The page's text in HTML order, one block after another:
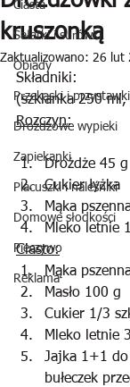
Ciasta
Sałatki i surówki
Obiady
Przekąski i przystawki
Drożdżowe wypieki
Zapiekanki
Placuszki i naleśniki
Domowe słodkości
Pieczywo
Reklama
kruszonką
Zaktualizowano: 26 lut
Składniki:
(szklanka 250 ml,
Rozczyn:
Drożdże 45 g
Cukier łyżka
Mąka
Mleko letnie
Ciasto:
Mąka
Masło 100 g
Cukier 1/3
Mleko letnie
Jajka 1+1
bułeczek